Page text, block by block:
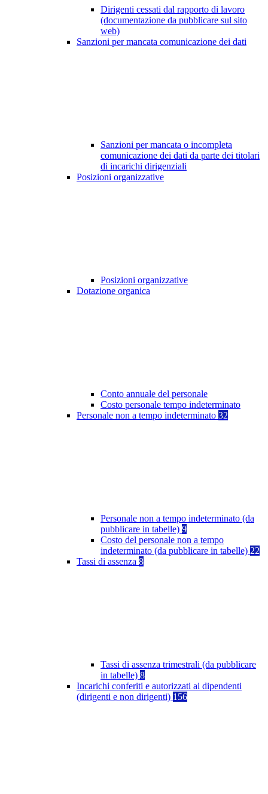
Dirigenti cessati dal rapporto di lavoro
(documentazione da pubblicare sul sito
web)
Sanzioni per mancata comunicazione dei dati
Sanzioni per mancata o incompleta
comunicazione dei dati da parte dei titolari
di incarichi dirigenziali
Posizioni organizzative
Posizioni organizzative
Dotazione organica
Conto annuale del personale
Costo personale tempo indeterminato
Personale non a tempo indeterminato 32
Personale non a tempo indeterminato (da
pubblicare in tabelle) 9
Costo del personale non a tempo
indeterminato (da pubblicare in tabelle) 22
Tassi di assenza 8
Tassi di assenza trimestrali (da pubblicare
in tabelle) 8
Incarichi conferiti e autorizzati ai dipendenti
(dirigenti e non dirigenti) 156